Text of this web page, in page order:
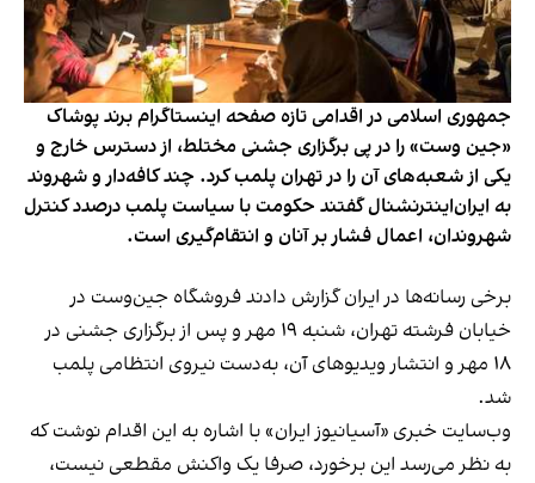
جمهوری اسلامی در اقدامی تازه صفحه اینستاگرام برند پوشاک
«جین وست» را در پی برگزاری جشنی مختلط، از دسترس خارج و
یکی از شعبه‌های آن را در تهران پلمب کرد. چند کافه‌‌دار و شهروند
به ایران‌اینترنشنال گفتند حکومت با سیاست پلمب درصدد کنترل
شهروندان، اعمال فشار بر آنان و انتقام‌گیری است.
برخی رسانه‌ها در ایران گزارش دادند فروشگاه جین‌وست در
خیابان فرشته تهران، شنبه ۱۹ مهر و پس از برگزاری جشنی در
۱۸ مهر و انتشار ویدیوهای آن، به‌دست نیروی انتظامی پلمب
شد.
وب‌سایت خبری «آسیانیوز ایران» با اشاره به این اقدام نوشت که
به نظر می‌رسد این برخورد، صرفا یک واکنش مقطعی نیست،